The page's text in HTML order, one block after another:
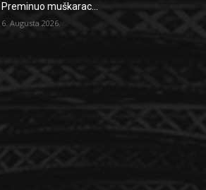
Preminuo muškarac...
6. Augusta 2026.